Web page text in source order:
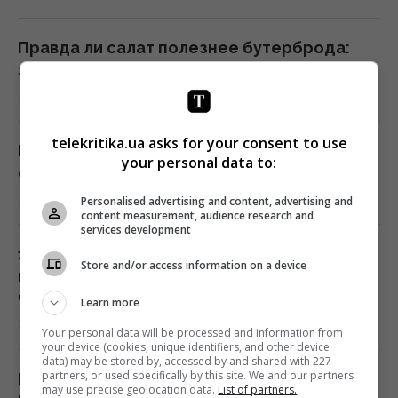
Правда ли салат полезнее бутерброда:
эксперты дали неожиданный ответ
17:29 воскресенье, 09 августа 2026
В 1946 году люди послали сигнал на Луну:
ответ пришел через 2,5 секунды.
17:28 воскресенье, 09 августа 2026
10 августа: церковный праздник сегодня,
почему в этот день нужно погладить
черного кота
В РФ говорят о пусках Х-101 с носителей
telekritika.ua asks for your consent to use
your personal data to:
Personalised advertising and content, advertising and
content measurement, audience research and
services development
Store and/or access information on a device
Learn more
Your personal data will be processed and information from
your device (cookies, unique identifiers, and other device
data) may be stored by, accessed by and shared with 227
partners, or used specifically by this site. We and our partners
may use precise geolocation data. List of partners.